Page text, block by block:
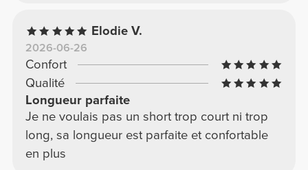
Elodie V.
2026-06-26
Confort
Qualité
Longueur parfaite
Je ne voulais pas un short trop court ni trop
long, sa longueur est parfaite et confortable
en plus